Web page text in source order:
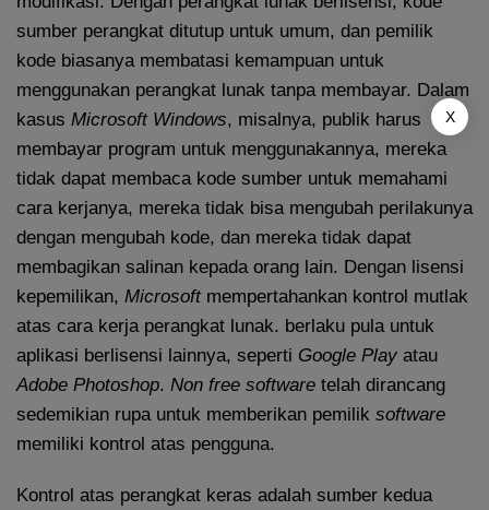
sumber perangkat ditutup untuk umum, dan pemilik
kode biasanya membatasi kemampuan untuk
menggunakan perangkat lunak tanpa membayar. Dalam
kasus Microsoft Windows, misalnya, publik harus
membayar program untuk menggunakannya, mereka
tidak dapat membaca kode sumber untuk memahami
cara kerjanya, mereka tidak bisa mengubah perilakunya
dengan mengubah kode, dan mereka tidak dapat
membagikan salinan kepada orang lain. Dengan lisensi
kepemilikan, Microsoft mempertahankan kontrol mutlak
atas cara kerja perangkat lunak. berlaku pula untuk
aplikasi berlisensi lainnya, seperti Google Play atau
Adobe Photoshop. Non free software telah dirancang
sedemikian rupa untuk memberikan pemilik software
memiliki kontrol atas pengguna.
Kontrol atas perangkat keras adalah sumber kedua
X